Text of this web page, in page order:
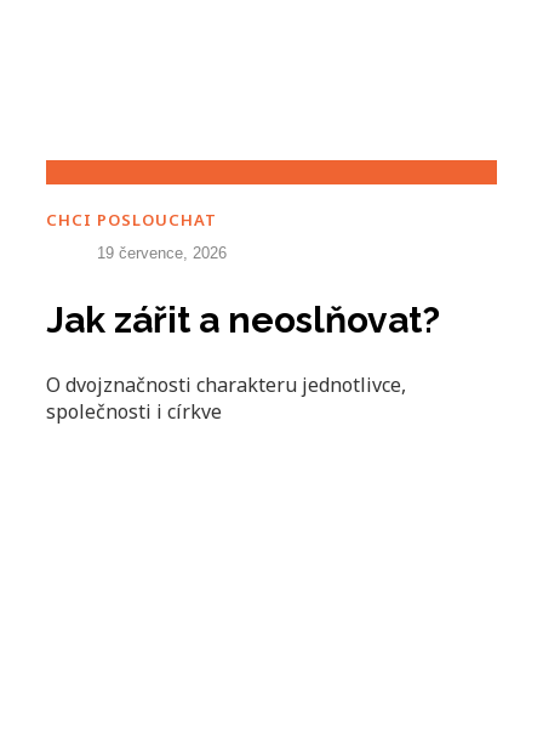
CHCI POSLOUCHAT
19 července, 2026
Jak zářit a neoslňovat?
O dvojznačnosti charakteru jednotlivce,
společnosti i církve